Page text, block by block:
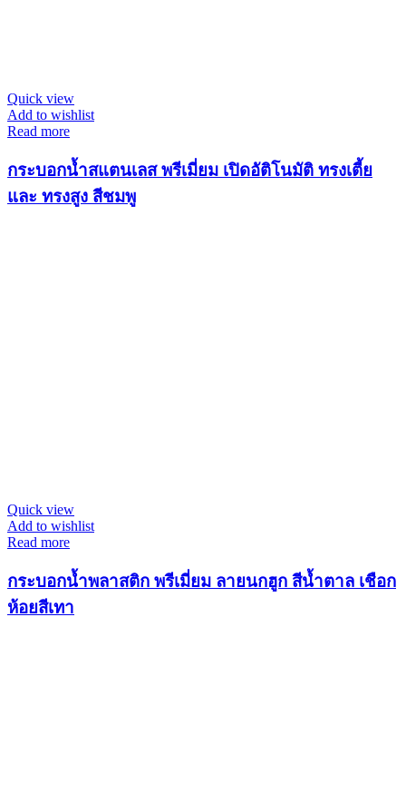
Quick view
Add to wishlist
Read more
กระบอกน้ำสแตนเลส พรีเมี่ยม เปิดอัติโนมัติ ทรงเตี้ย
และ ทรงสูง สีชมพู
Quick view
Add to wishlist
Read more
กระบอกน้ำพลาสติก พรีเมี่ยม ลายนกฮูก สีน้ำตาล เชือก
ห้อยสีเทา